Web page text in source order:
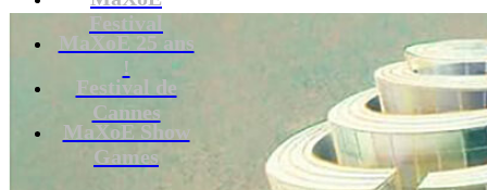
Festival
MaXoE 25 ans
!
Festival de
Cannes
MaXoE Show
Games